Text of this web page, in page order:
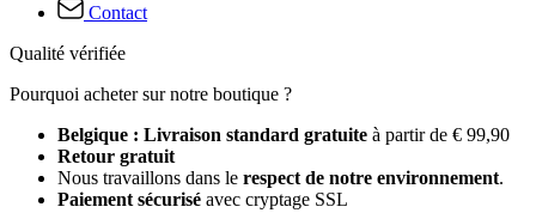
Contact
Qualité vérifiée
Pourquoi acheter sur notre boutique ?
Belgique : Livraison standard gratuite à partir de € 99,90
Retour gratuit
Nous travaillons dans le respect de notre environnement.
Paiement sécurisé avec cryptage SSL